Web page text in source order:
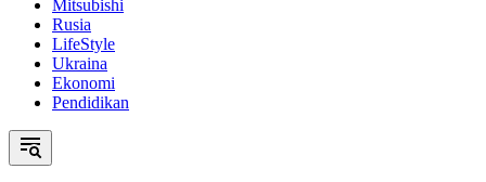
Mitsubishi
Rusia
LifeStyle
Ukraina
Ekonomi
Pendidikan